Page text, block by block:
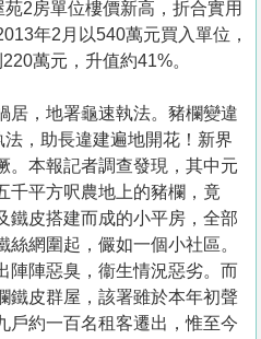
2房單位樓價新高，折合實用
年2月以540萬元買入單位，
萬元，升值約41%。
居，地署龜速執法。豬欄變違
，助長違建遍地開花！新界
。本報記者調查發現，其中元
千平方呎農地上的豬欄，竟
鐵皮搭建而成的小平房，全部
網圍起，儼如一個小社區。
陣陣惡臭，衞生情況惡劣。而
鐵皮群屋，該署雖於本年初聲
戶約一百名租客遷出，惟至今